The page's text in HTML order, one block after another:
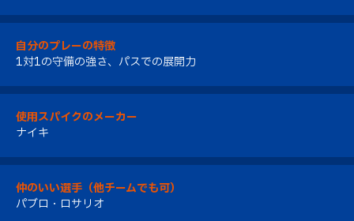
自分のプレーの特徴
1対1の守備の強さ、パスでの展開力
使用スパイクのメーカー
ナイキ
仲のいい選手（他チームでも可）
パブロ・ロサリオ